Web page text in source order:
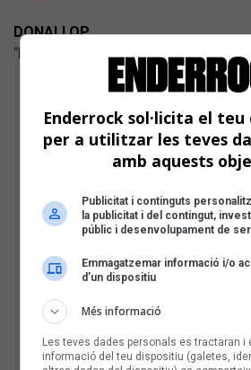
DONALLOP
“Perdó” (Plas Plas) Pop-rock
Enderrock sol·licita el
per a utilitzar les teves
amb aquests
Publicitat i continguts
la publicitat i del contingut,
públic i desenvolupament de
Emmagatzemar informació i/o
d’un dispositiu
Més informació
Les teves dades personals es tractaran i
informació del teu dispositiu (galetes,